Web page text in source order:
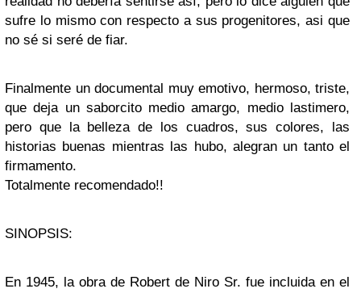
sufre lo mismo con respecto a sus progenitores, asi que
no sé si seré de fiar.
Finalmente un documental muy emotivo, hermoso, triste,
que deja un saborcito medio amargo, medio lastimero,
pero que la belleza de los cuadros, sus colores, las
historias buenas mientras las hubo, alegran un tanto el
firmamento.
Totalmente recomendado!!
SINOPSIS:
En 1945, la obra de Robert de Niro Sr. fue incluida en el